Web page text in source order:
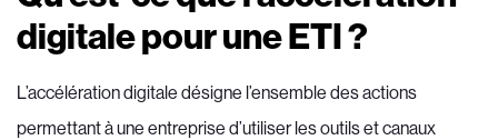
digitale pour une ETI ?
L’accélération digitale désigne l’ensemble des actions
permettant à une entreprise d’utiliser les outils et canaux